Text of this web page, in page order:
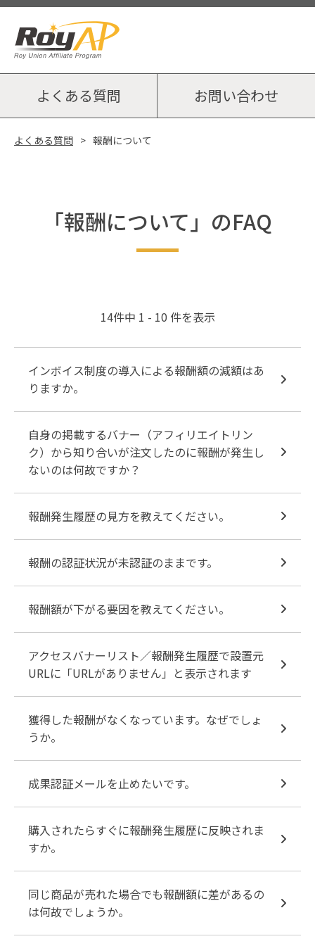
よくある質問 お問い合わせ
よくある質問 報酬について
「報酬について」のFAQ
14件中 1 - 10 件を表示
インボイス制度の導入による報酬額の減額はあ
りますか。
自身の掲載するバナー（アフィリエイトリン
ク）から知り合いが注文したのに報酬が発生し
ないのは何故ですか？
報酬発生履歴の見方を教えてください。
報酬の認証状況が未認証のままです。
報酬額が下がる要因を教えてください。
アクセスバナーリスト／報酬発生履歴で設置元
URLに「URLがありません」と表示されます
獲得した報酬がなくなっています。なぜでしょ
うか。
成果認証メールを止めたいです。
購入されたらすぐに報酬発生履歴に反映されま
すか。
同じ商品が売れた場合でも報酬額に差があるの
は何故でしょうか。